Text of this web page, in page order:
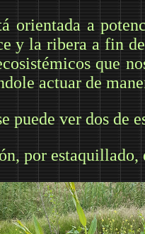
orientada a
y la ribera a fin
que
actuar de
puede ver dos de
por estaquillado,